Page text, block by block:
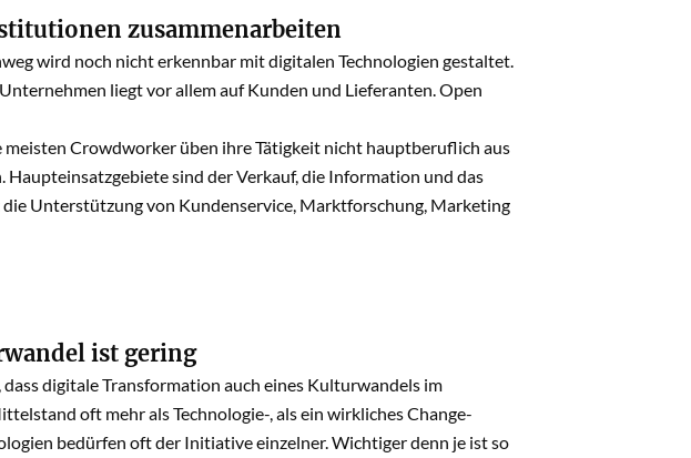
zusammenarbeiten
wird noch nicht erkennbar mit digitalen Technologien gestaltet.
liegt vor allem auf Kunden und Lieferanten. Open
Crowdworker üben ihre Tätigkeit nicht hauptberuflich aus
Haupteinsatzgebiete sind der Verkauf, die Information und das
Unterstützung von Kundenservice, Marktforschung, Marketing
ist gering
digitale Transformation auch eines Kulturwandels im
oft mehr als Technologie-, als ein wirkliches Change-
bedürfen oft der Initiative einzelner. Wichtiger denn je ist so